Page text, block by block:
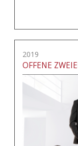
2019
OFFENE